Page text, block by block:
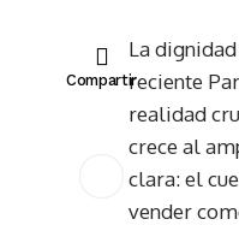
Compartir
La
reciente
realidad
crece al
clara: el
vender